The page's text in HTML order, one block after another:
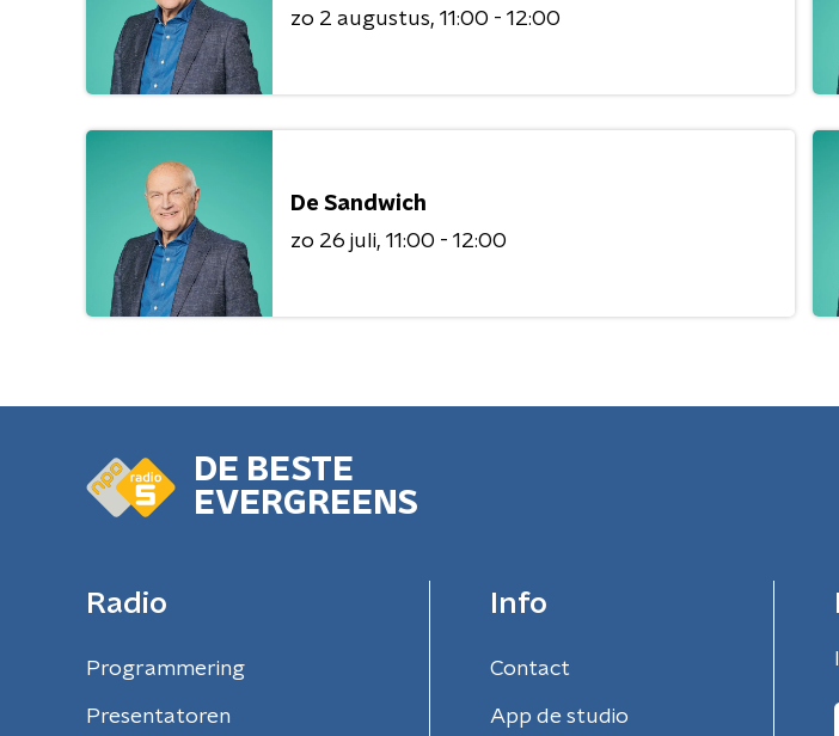
zo 2 augustus 11:00 - 12:00
De Sandwich
zo 26 juli 11:00 - 12:00
DE BESTE
EVERGREENS
Radio
Programmering
Presentatoren
Info
Contact
App de studio